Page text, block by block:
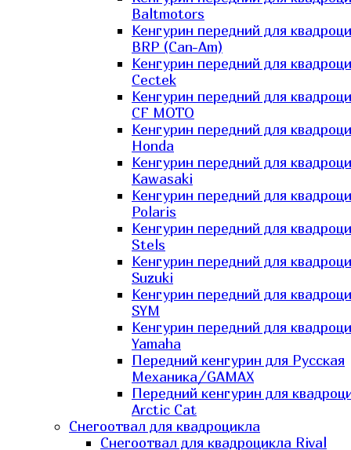
Baltmotors
Кенгурин передний для
BRP (Can-Am)
Кенгурин передний для
Cectek
Кенгурин передний для
CF MOTO
Кенгурин передний для
Honda
Кенгурин передний для
Kawasaki
Кенгурин передний для
Polaris
Кенгурин передний для
Stels
Кенгурин передний для
Suzuki
Кенгурин передний для
SYM
Кенгурин передний для
Yamaha
Передний кенгурин для Русская
Механика/GAMAX
Передний кенгурин для
Arctic Cat
Снегоотвал для квадроцикла
Снегоотвал для квадроцикла Rival